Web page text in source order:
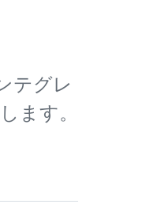
テグレ
ます。